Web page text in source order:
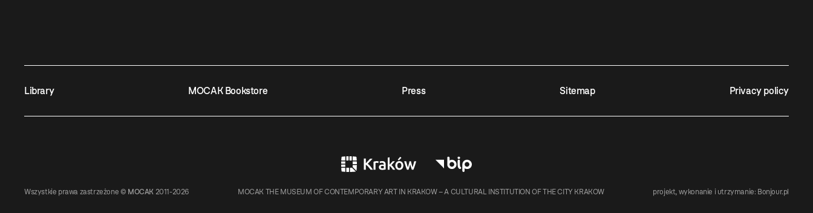
Library MOCAK Bookstore Press Sitemap Privacy policy
Wszystkie prawa zastrzeżone © MOCAK 2011-2026 MOCAK THE MUSEUM OF CONTEMPORARY ART IN KRAKOW – A CULTURAL INSTITUTION OF THE CITY KRAKOW projekt, wykonanie i utrzymanie: Bonjour.pl